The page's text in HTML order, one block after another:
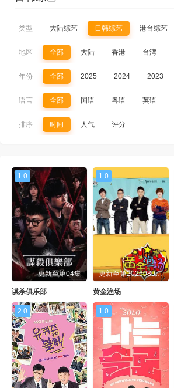
类型 大陆综艺 日韩综艺 港台综艺
地区 全部 大陆 香港 台湾
年份 全部 2025 2024 2023
语言 全部 国语 粤语 英语
排序 时间 人气 评分
1.0
更新至第04集
谋杀俱乐部
1.0
更新至第20260805期
黄金渔场
2.0 1.0